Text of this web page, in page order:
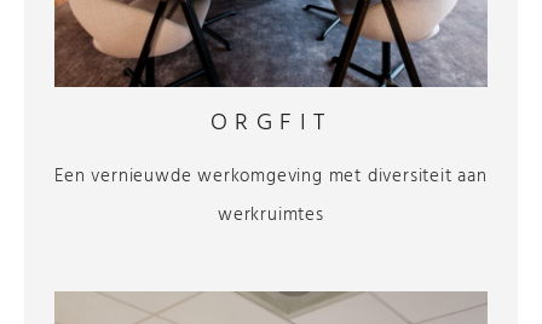
ORGFIT
Een vernieuwde werkomgeving met diversiteit aan
werkruimtes